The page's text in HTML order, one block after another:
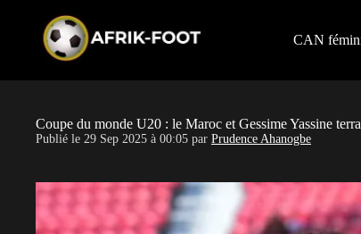
CAN
Coupe du monde U20 : le Maroc et Gessime Yassine
Publié le 29 Sep 2025 à 00:05 par Prudence Ahanogbe